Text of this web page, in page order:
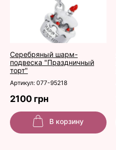
Серебряный шарм-
подвеска "Праздничный
торт"
Артикул: 077-95218
2100 грн
В корзину